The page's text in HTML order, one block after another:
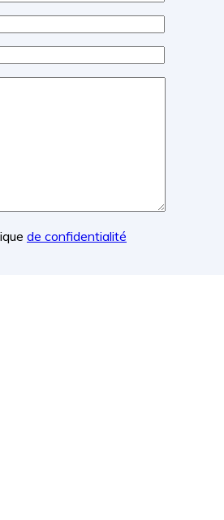
de confidentialité